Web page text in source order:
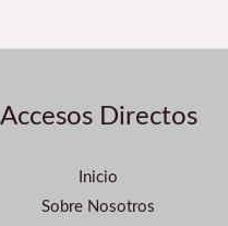
Accesos Directos
Inicio
Sobre Nosotros